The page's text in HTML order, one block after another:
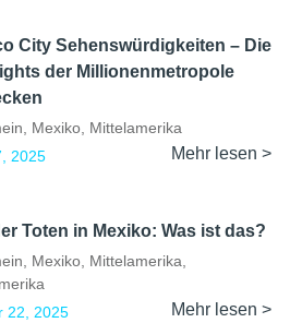
City Sehenswürdigkeiten – Die
der Millionenmetropole
, Mexiko, Mittelamerika
2025
Mehr lesen >
Toten in Mexiko: Was ist das?
, Mexiko, Mittelamerika,
22, 2025
Mehr lesen >